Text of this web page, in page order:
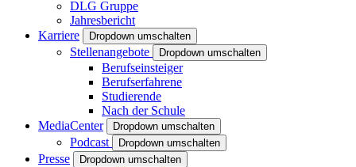
DLG Gruppe
Jahresbericht
Karriere
Dropdown umschalten
Stellenangebote Dropdown umschalten
Berufseinsteiger
Berufserfahrene
Studierende
Nach der Schule
MediaCenter
Dropdown umschalten
Podcast Dropdown umschalten
Presse Dropdown umschalten